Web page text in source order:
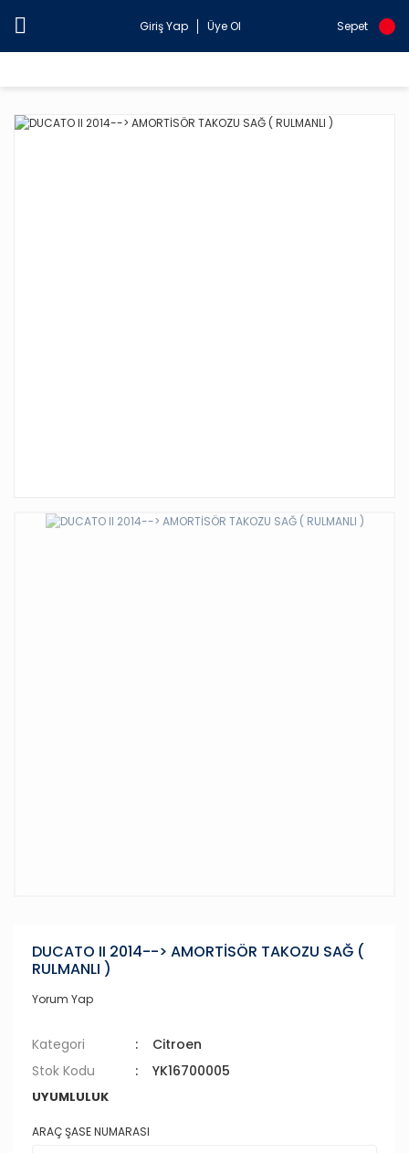
Giriş Yap Üye Ol Sepet
DUCATO II 2014--> AMORTİSÖR TAKOZU SAĞ (
RULMANLI )
Yorum Yap
Kategori
Citroen
Stok Kodu
YK16700005
UYUMLULUK
ARAÇ ŞASE NUMARASI